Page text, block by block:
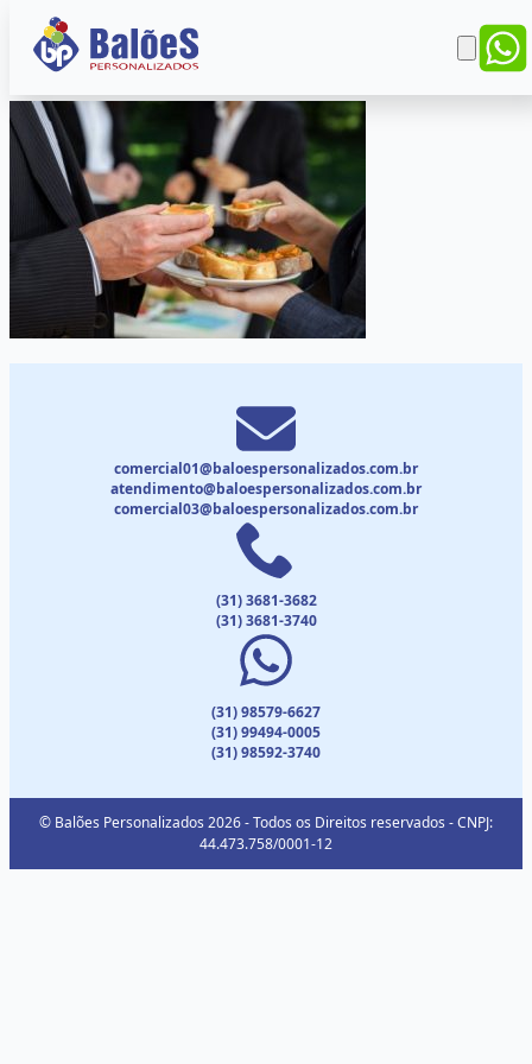
comercial01@baloespersonalizados.com.br
atendimento@baloespersonalizados.com.br
comercial03@baloespersonalizados.com.br
(31) 3681-3682
(31) 3681-3740
(31) 98579-6627
(31) 99494-0005
(31) 98592-3740
© Balões Personalizados 2026 - Todos os Direitos reservados - CNPJ:
44.473.758/0001-12